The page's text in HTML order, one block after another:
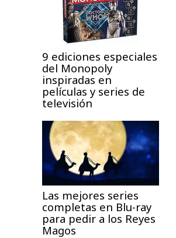
9 ediciones especiales
del Monopoly
inspiradas en
películas y series de
televisión
Las mejores series
completas en Blu-ray
para pedir a los Reyes
Magos